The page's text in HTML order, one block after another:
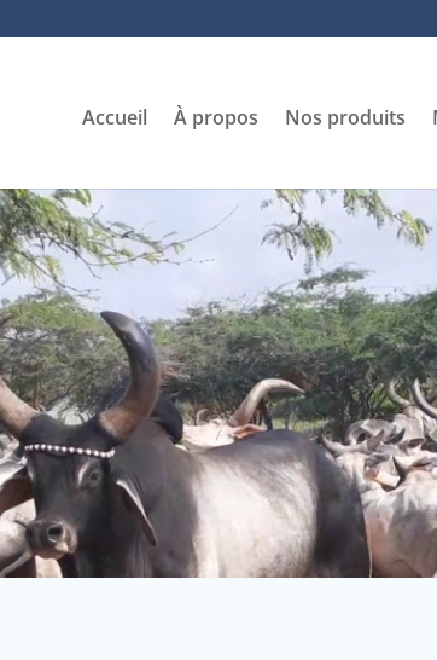
Accueil À propos Nos produits
questions. Ensemble, éradiquons